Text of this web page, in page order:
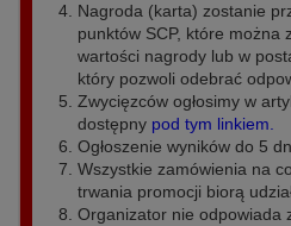
Nagroda (karta) zostanie
punktów SCP, które można
wartości nagrody lub w
który pozwoli odebrać
Zwycięzców ogłosimy w
dostępny pod tym linkiem.
Ogłoszenie wyników do 5
Wszystkie zamówienia na
trwania promocji biorą
Organizator nie odpowiada